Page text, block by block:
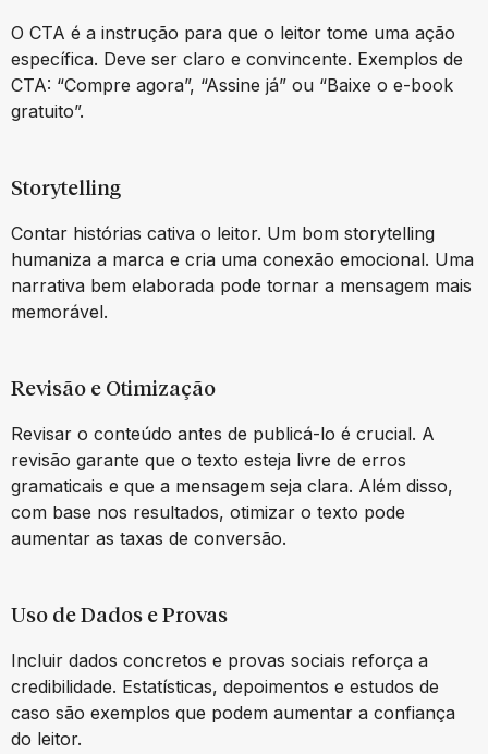
O CTA é a instrução para que o leitor tome uma ação
específica. Deve ser claro e convincente. Exemplos de
CTA: “Compre agora”, “Assine já” ou “Baixe o e-book
gratuito”.
Storytelling
Contar histórias cativa o leitor. Um bom storytelling
humaniza a marca e cria uma conexão emocional. Uma
narrativa bem elaborada pode tornar a mensagem mais
memorável.
Revisão e Otimização
Revisar o conteúdo antes de publicá-lo é crucial. A
revisão garante que o texto esteja livre de erros
gramaticais e que a mensagem seja clara. Além disso,
com base nos resultados, otimizar o texto pode
aumentar as taxas de conversão.
Uso de Dados e Provas
Incluir dados concretos e provas sociais reforça a
credibilidade. Estatísticas, depoimentos e estudos de
caso são exemplos que podem aumentar a confiança
do leitor.